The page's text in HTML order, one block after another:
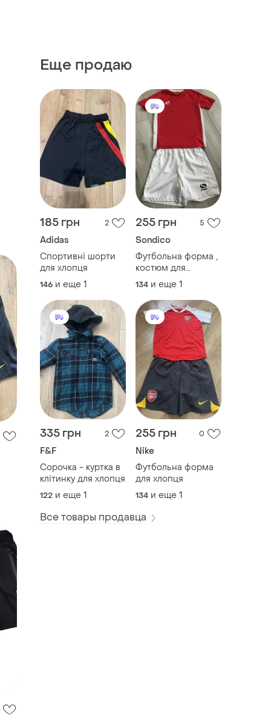
Еще продаю
185 грн 2
Adidas
Спортивні шорти
для хлопця
146 и еще 1
255 грн 5
Sondico
Футбольна форма ,
костюм для
фітнесу
134 и еще 1
335 грн 2
F&F
Сорочка - куртка в
клітинку для хлопця
122 и еще 1
255 грн 0
Nike
Футбольна форма
для хлопця
134 и еще 1
Все товары продавца